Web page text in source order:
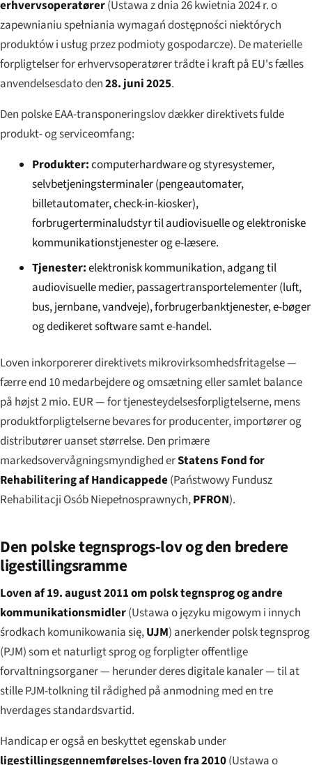
erhvervsoperatører(Ustawa z dnia 26 kwietnia 2024 r. o
zapewnianiu spełniania wymagań dostępności niektórych
produktów i usług przez podmioty gospodarcze). De materielle
forpligtelser for erhvervsoperatører trådte i kraft på EU's fælles
anvendelsesdato den28. juni 2025.
Den polske EAA-transponeringslov dækker direktivets fulde
produkt- og serviceomfang:
Produkter:computerhardware og styresystemer,
selvbetjeningsterminaler (pengeautomater,
billetautomater, check-in-kiosker),
forbrugerterminaludstyr til audiovisuelle og elektroniske
kommunikationstjenester og e-læsere.
Tjenester:elektronisk kommunikation, adgang til
audiovisuelle medier, passagertransportelementer (luft,
bus, jernbane, vandveje), forbrugerbanktjenester, e-bøger
og dedikeret software samt e-handel.
Loven inkorporerer direktivets mikrovirksomhedsfritagelse —
færre end 10 medarbejdere og omsætning eller samlet balance
på højst 2 mio. EUR — for tjenesteydelsesforpligtelserne, mens
produktforpligtelserne bevares for producenter, importører og
distributører uanset størrelse. Den primære
markedsovervågningsmyndighed erStatens Fond for
Rehabilitering af Handicappede(Państwowy Fundusz
Rehabilitacji Osób Niepełnosprawnych,PFRON).
Den polske tegnsprogs-lov og den bredere
ligestillingsramme
Loven af 19. august 2011 om polsk tegnsprog og andre
kommunikationsmidler(Ustawa o języku migowym i innych
środkach komunikowania się,UJM) anerkender polsk tegnsprog
(PJM) som et naturligt sprog og forpligter offentlige
forvaltningsorganer — herunder deres digitale kanaler — til at
stille PJM-tolkning til rådighed på anmodning med en tre
hverdages standardsvartid.
Handicap er også en beskyttet egenskab under
ligestillingsgennemførelses-loven fra 2010(Ustawa o